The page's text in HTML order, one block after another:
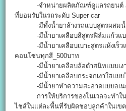
-จำหน่ายผลิตภัณฑ์ดูแลรถยนต์ ภา
ที่ยอมรับในรถระดับ Super car
-มีทั้งน้ำยาล้างรถแบบสูตรผสมน้ำ
-มีน้ำยาเคลือบสีสูตรฟิล์มแก้วแบบ
-มีน้ำยาเคลือบเบาะสูตรแห้งเร็วแ
คอนโซนทุกสี_500บาท
-มีน้ำยาเคลือบล้อดำสนิทแบบเงา
-มีน้ำยาเคลือบกระจกเงาใสแบบไ
-มีน้ำยาทำความสะอาดแบบอเนก
การให้บริการของโนเวลจะทำใน
ไชส์ในแต่ละพื้นที่รับผิดชอบลูกค้าในเข